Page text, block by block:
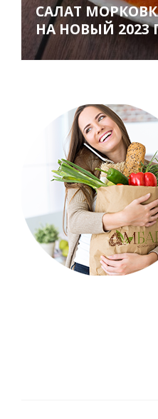
САЛАТ
НА НОВЫЙ 2023